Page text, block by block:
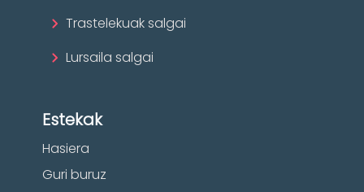
Trastelekuak salgai
Lursaila salgai
Estekak
Hasiera
Guri buruz